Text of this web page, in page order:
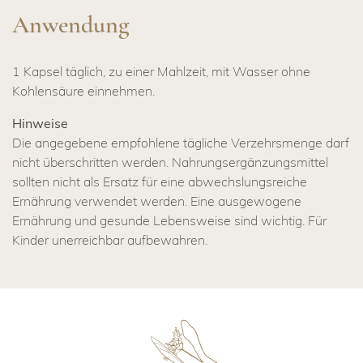
Anwendung
1 Kapsel täglich, zu einer Mahlzeit, mit Wasser ohne
Kohlensäure einnehmen.
Hinweise
Die angegebene empfohlene tägliche Verzehrsmenge darf
nicht überschritten werden. Nahrungsergänzungsmittel
sollten nicht als Ersatz für eine abwechslungsreiche
Ernährung verwendet werden. Eine ausgewogene
Ernährung und gesunde Lebensweise sind wichtig. Für
Kinder unerreichbar aufbewahren.